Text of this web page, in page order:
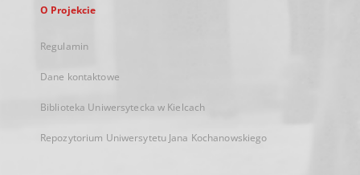
O Projekcie
Regulamin
Dane kontaktowe
Biblioteka Uniwersytecka w Kielcach
Repozytorium Uniwersytetu Jana Kochanowskiego